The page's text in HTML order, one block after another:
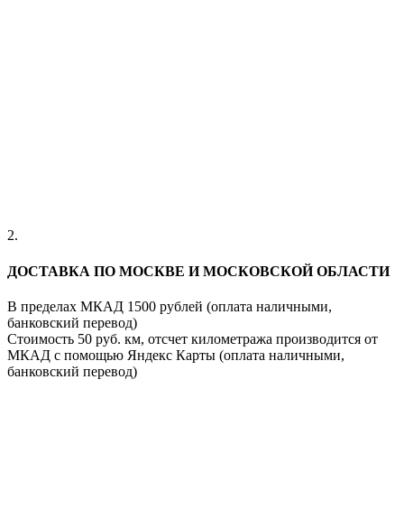
2.
ДОСТАВКА ПО МОСКВЕ И МОСКОВСКОЙ ОБЛАСТИ
В пределах МКАД 1500 рублей (оплата наличными,
банковский перевод)
Стоимость 50 руб. км, отсчет километража производится от
МКАД с помощью Яндекс Карты (оплата наличными,
банковский перевод)